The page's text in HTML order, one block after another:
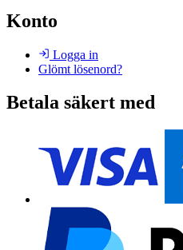
Konto
Logga in
Glömt lösenord?
Betala säkert med